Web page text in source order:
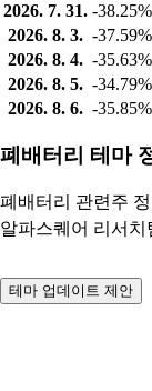
2026. 7. 31. -38.25%
2026. 8. 3. -37.59%
2026. 8. 4. -35.63%
2026. 8. 5. -34.79%
2026. 8. 6. -35.85%
폐배터리 테마
폐배터리 관련주
알파스퀘어 리서
테마 업데이트 제안